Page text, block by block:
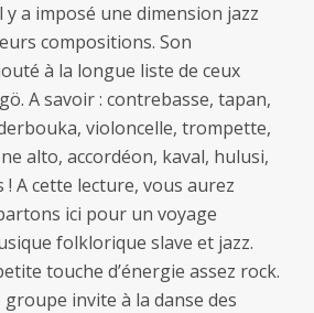
a imposé une dimension jazz
compositions. Son
à la longue liste de ceux
A savoir : contrebasse, tapan,
violoncelle, trompette,
alto, accordéon, kaval, hulusi,
A cette lecture, vous aurez
ici pour un voyage
folklorique slave et jazz.
touche d’énergie assez rock.
invite à la danse des